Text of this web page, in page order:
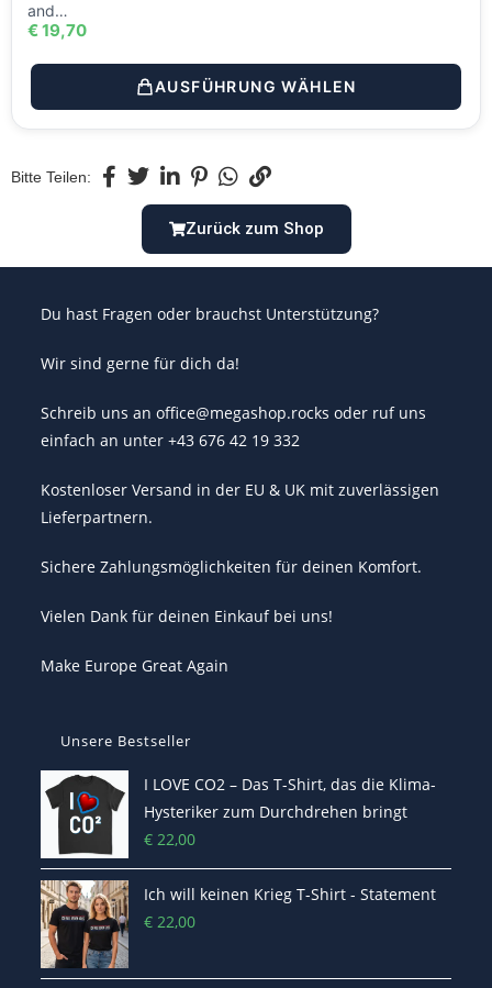
and…
€19,70
AUSFÜHRUNG WÄHLEN
Bitte Teilen:
Zurück zum Shop
Du hast Fragen oder brauchst Unterstützung?
Wir sind gerne für dich da!
Schreib uns an office@megashop.rocks oder ruf uns
einfach an unter +43 676 42 19 332
Kostenloser Versand in der EU & UK mit zuverlässigen
Lieferpartnern.
Sichere Zahlungsmöglichkeiten für deinen Komfort.
Vielen Dank für deinen Einkauf bei uns!
Make Europe Great Again
Unsere Bestseller
I LOVE CO2 – Das T-Shirt, das die Klima-
Hysteriker zum Durchdrehen bringt
€ 22,00
Ich will keinen Krieg T-Shirt - Statement
€ 22,00